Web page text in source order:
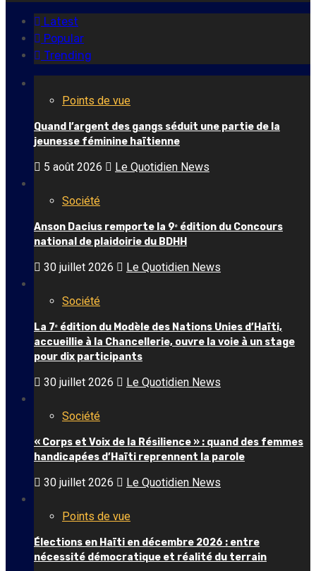
Latest
Popular
Trending
Points de vue
Quand l’argent des gangs séduit une partie de la
jeunesse féminine haïtienne
5 août 2026 Le Quotidien News
Société
Anson Dacius remporte la 9ᵉ édition du Concours
national de plaidoirie du BDHH
30 juillet 2026 Le Quotidien News
Société
La 7ᵉ édition du Modèle des Nations Unies d’Haïti,
accueillie à la Chancellerie, ouvre la voie à un stage
pour dix participants
30 juillet 2026 Le Quotidien News
Société
« Corps et Voix de la Résilience » : quand des femmes
handicapées d’Haïti reprennent la parole
30 juillet 2026 Le Quotidien News
Points de vue
Élections en Haïti en décembre 2026 : entre
nécessité démocratique et réalité du terrain